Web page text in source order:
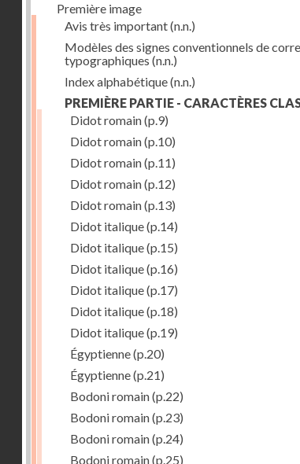
Première image
Avis très important(n.n.)
Modèles des signes conventionnels de
typographiques (n.n.)
Index alphabétique(n.n.)
PREMIÈRE PARTIE - CARACTÈRES
Didot romain(p.9)
Didot romain(p.10)
Didot romain(p.11)
Didot romain(p.12)
Didot romain(p.13)
Didot italique(p.14)
Didot italique(p.15)
Didot italique(p.16)
Didot italique(p.17)
Didot italique(p.18)
Didot italique(p.19)
Égyptienne(p.20)
Égyptienne(p.21)
Bodoni romain(p.22)
Bodoni romain(p.23)
Bodoni romain(p.24)
Bodoni romain(p.25)